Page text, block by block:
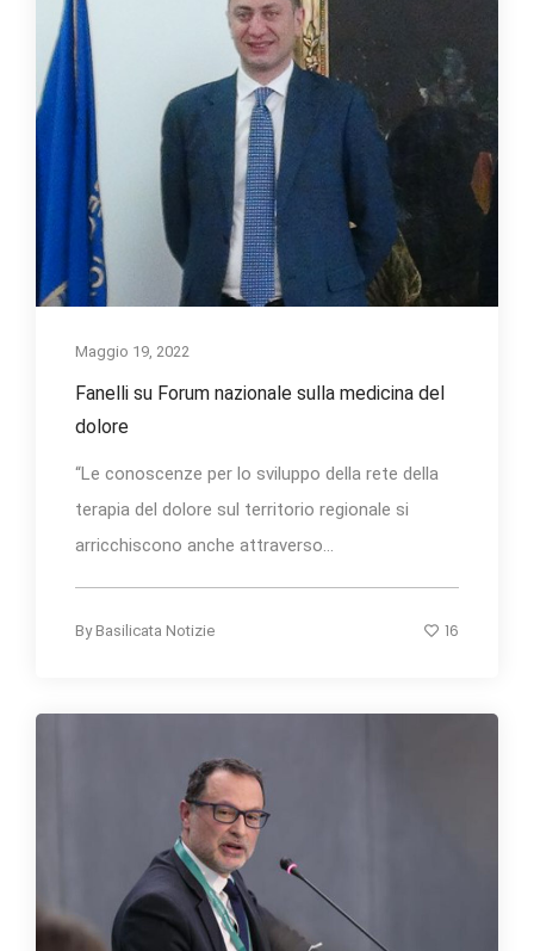
Maggio 19, 2022
Fanelli su Forum nazionale sulla medicina del
dolore
“Le conoscenze per lo sviluppo della rete della
terapia del dolore sul territorio regionale si
arricchiscono anche attraverso...
By Basilicata Notizie 16